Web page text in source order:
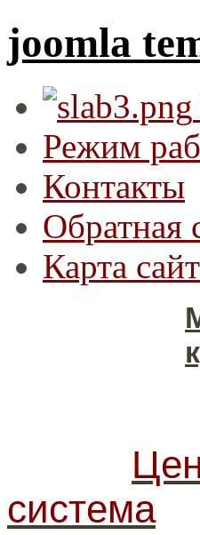
joomla
Режим
Контакты
Обратная
Карта
система